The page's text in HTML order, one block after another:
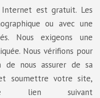
est gratuit. Les
ou avec une
Nous exigeons une
Nous vérifions pour
de nous assurer de sa
soumettre votre site,
lien suivant